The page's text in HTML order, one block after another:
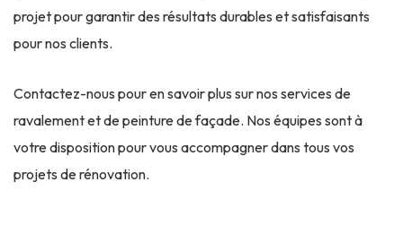
projet pour garantir des résultats durables et satisfaisants
pour nos clients.
Contactez-nous pour en savoir plus sur nos services de
ravalement et de peinture de façade. Nos équipes sont à
votre disposition pour vous accompagner dans tous vos
projets de rénovation.